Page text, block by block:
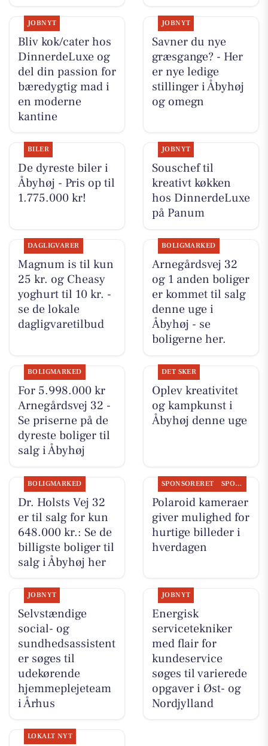
JOBNYT
Bliv kok/cater hos
DinnerdeLuxe og
del din passion for
bæredygtig mad i
en moderne
kantine
JOBNYT
Savner du nye
græsgange? - Her
er nye ledige
stillinger i Åbyhøj
og omegn
BILER
De dyreste biler i
Åbyhøj - Pris op til
1.775.000 kr!
JOBNYT
Souschef til
kreativt køkken
hos DinnerdeLuxe
på Panum
DAGLIGVARER
Magnum is til kun
25 kr. og Cheasy
yoghurt til 10 kr. -
se de lokale
dagligvaretilbud
BOLIGMARKED
Arnegårdsvej 32
og 1 anden boliger
er kommet til salg
denne uge i
Åbyhøj - se
boligerne her.
BOLIGMARKED
For 5.998.000 kr
Arnegårdsvej 32 -
Se priserne på de
dyreste boliger til
salg i Åbyhøj
DET SKER
Oplev kreativitet
og kampkunst i
Åbyhøj denne uge
BOLIGMARKED
Dr. Holsts Vej 32
er til salg for kun
648.000 kr.: Se de
billigste boliger til
salg i Åbyhøj her
SPONSORERET SPONSORERET INDHOLD
Polaroid kameraer
giver mulighed for
hurtige billeder i
hverdagen
JOBNYT
Selvstændige
social- og
sundhedsassistent
er søges til
udekørende
hjemmeplejeteam
i Århus
JOBNYT
Energisk
servicetekniker
med flair for
kundeservice
søges til varierede
opgaver i Øst- og
Nordjylland
LOKALT NYT